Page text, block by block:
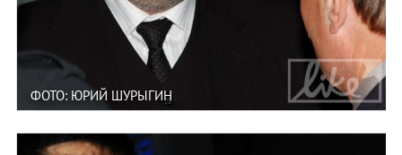
ФОТО: ЮРИЙ ШУРЫГИН